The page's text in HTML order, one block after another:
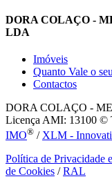
DORA COLAÇO -
LDA
Imóveis
Quanto Vale o
Contactos
DORA COLAÇO -
Licença AMI: 13100 ©
IMO® / XLM -
Política de Privacidade
de Cookies /RAL